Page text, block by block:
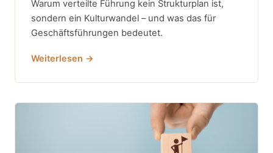
Warum verteilte Führung kein Strukturplan ist,
sondern ein Kulturwandel – und was das für
Geschäftsführungen bedeutet.
Weiterlesen →